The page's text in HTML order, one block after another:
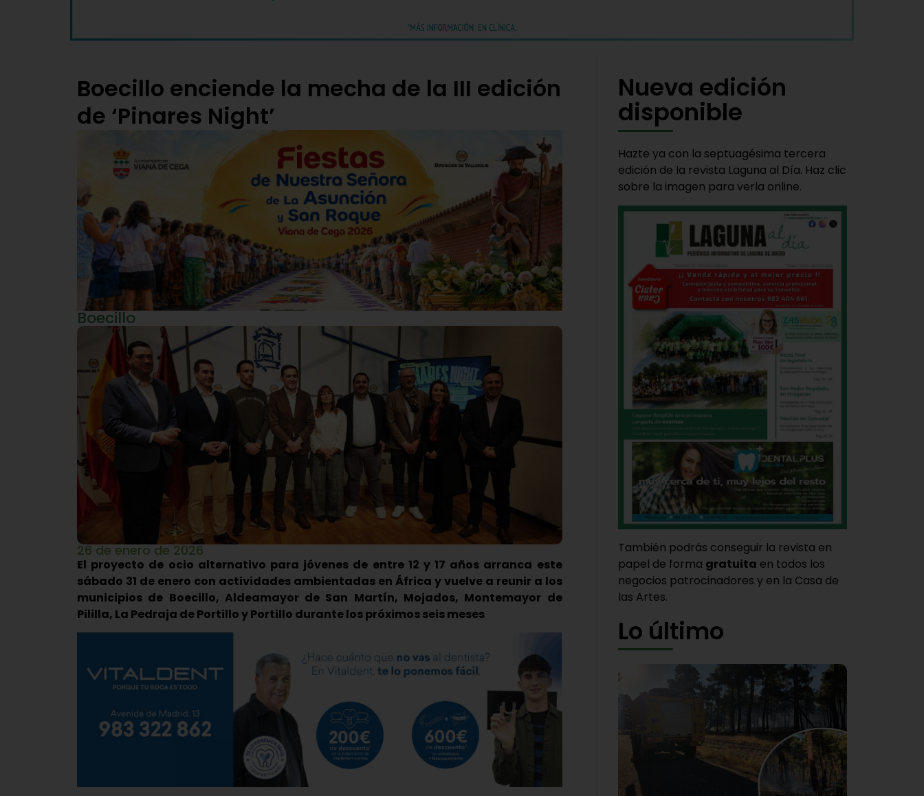
Boecillo enciende la mecha de la III edición
de ‘Pinares Night’
Boecillo
26 de enero de 2026
El proyecto de ocio alternativo para jóvenes de entre 12 y 17 años arranca este
sábado 31 de enero con actividades ambientadas en África y vuelve a reunir a los
municipios de Boecillo, Aldeamayor de San Martín, Mojados, Montemayor de
Pililla, La Pedraja de Portillo y Portillo durante los próximos seis meses
Nueva edición
disponible
Hazte ya con la septuagésima tercera
edición de la revista Laguna al Día. Haz clic
sobre la imagen para verla online.
También podrás conseguir la revista en
papel de forma gratuita en todos los
negocios patrocinadores y en la Casa de
las Artes.
Lo último